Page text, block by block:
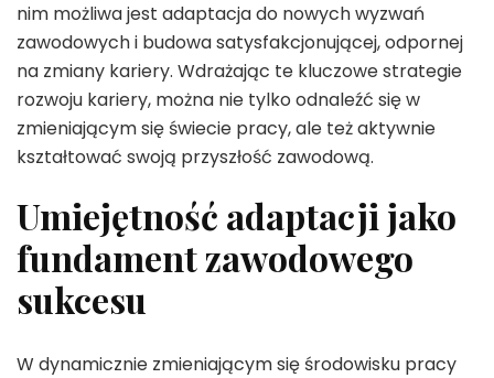
nim możliwa jest adaptacja do nowych wyzwań
zawodowych i budowa satysfakcjonującej, odpornej
na zmiany kariery. Wdrażając te kluczowe strategie
rozwoju kariery, można nie tylko odnaleźć się w
zmieniającym się świecie pracy, ale też aktywnie
kształtować swoją przyszłość zawodową.
Umiejętność adaptacji jako
fundament zawodowego
sukcesu
W dynamicznie zmieniającym się środowisku pracy